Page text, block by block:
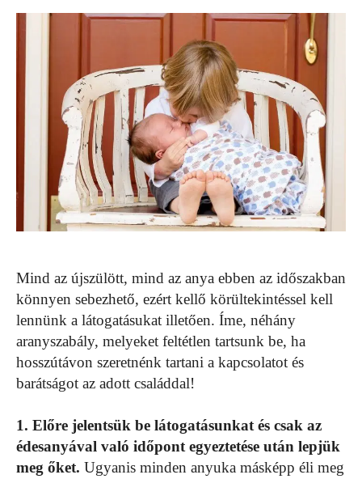
Mind az újszülött, mind az anya ebben az időszakban
könnyen sebezhető, ezért kellő körültekintéssel kell
lennünk a látogatásukat illetően. Íme, néhány
aranyszabály, melyeket feltétlen tartsunk be, ha
hosszútávon szeretnénk tartani a kapcsolatot és
barátságot az adott családdal!
1. Előre jelentsük be látogatásunkat és csak az
édesanyával való időpont egyeztetése után lepjük
meg őket. Ugyanis minden anyuka másképp éli meg